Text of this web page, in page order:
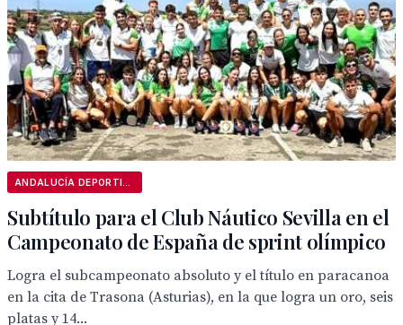
Subtítulo para el Club Náutico Sevilla en el
Campeonato de España de sprint olímpico
Logra el subcampeonato absoluto y el título en paracanoa
en la cita de Trasona (Asturias), en la que logra un oro, seis
platas y 14...